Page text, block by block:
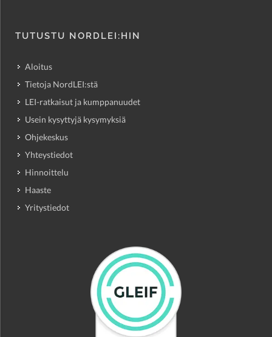
TUTUSTU NORDLEI:HIN
Aloitus
Tietoja NordLEI:stä
LEI-ratkaisut ja kumppanuudet
Usein kysyttyjä kysymyksiä
Ohjekeskus
Yhteystiedot
Hinnoittelu
Haaste
Yritystiedot